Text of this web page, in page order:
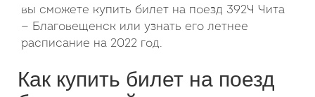
вы сможете купить билет на поезд 392Ч Чита
— Благовещенск или узнать его летнее
расписание на 2022 год.
Как купить билет на поезд